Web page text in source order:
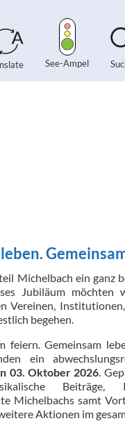
See-Ampel
Michelbach ein ganz
Jubiläum möchten
Vereinen,
begehen.
feiern. Gemeinsam
ein
03. Oktober 2026 .
Beiträge,
Michelbachs samt
Aktionen im